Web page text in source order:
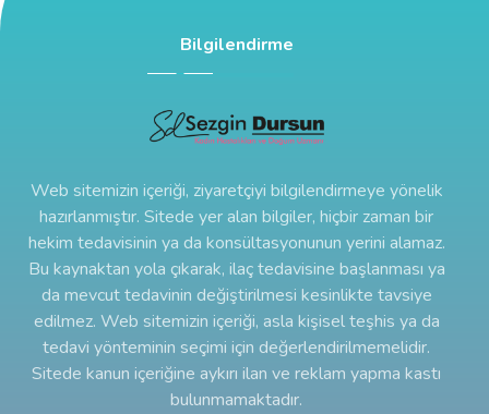
Bilgilendirme
Web sitemizin içeriği, ziyaretçiyi bilgilendirmeye yönelik
hazırlanmıştır. Sitede yer alan bilgiler, hiçbir zaman bir
hekim tedavisinin ya da konsültasyonunun yerini alamaz.
Bu kaynaktan yola çıkarak, ilaç tedavisine başlanması ya
da mevcut tedavinin değiştirilmesi kesinlikte tavsiye
edilmez. Web sitemizin içeriği, asla kişisel teşhis ya da
tedavi yönteminin seçimi için değerlendirilmemelidir.
Sitede kanun içeriğine aykırı ilan ve reklam yapma kastı
bulunmamaktadır.